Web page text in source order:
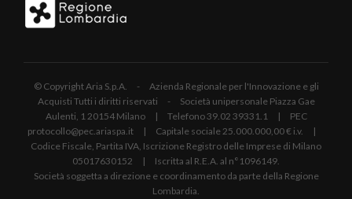
© Copyright Aria S.p.A. - Azienda Regionale per l'Innovazione e gli
Acquisti Tutti i diritti riservati - Società unipersonale Piazza Gae
Aulenti, 1 20154 Milano | Telefono 39.02 39331.1 | PEC
protocollo@pec.ariaspa.it | Capitale sociale 25.000.000,00 € i.v. |
Codice Fiscale, Partita IVA, Iscrizione Registro delle Imprese di Milano
05017630152 | Iscritta al R.E.A. al n°1096149.
Società soggetta a direzione e coordinamento da parte della Regione
Lombardia.